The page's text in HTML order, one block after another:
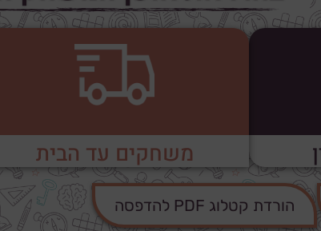
משחקים עד הבית
הורדת קטלוג PDF להדפסה